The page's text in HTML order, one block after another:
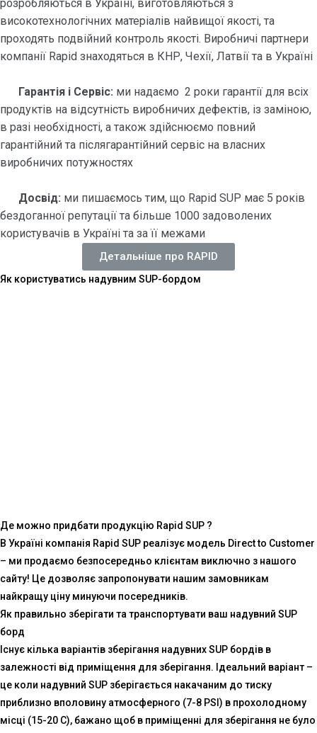
розробляються в Україні, виготовляються з
високотехнологічних матеріалів найвищої якості, та
проходять подвійний контроль якості. Виробничі партнери
компанії Rapid знаходяться в КНР, Чехії, Латвії та в Україні
Гарантія і Сервіс: ми надаємо 2 роки гарантії для всіх
продуктів на відсутність виробничих дефектів, із заміною,
в разі необхідності, а також здійснюємо повний
гарантійний та післягарантійний сервіс на власних
виробничих потужностях
Досвід: ми пишаємось тим, що Rapid SUP має 5 років
бездоганної репутації та більше 1000 задоволених
користувачів в Україні та за її межами
Детальніше про RAPID
Як користуватись надувним SUP-бордом
Де можно придбати продукцію Rapid SUP ?
В Україні компанія Rapid SUP реалізує модель Direct to Customer
– ми продаємо безпосередньо клієнтам виключно з нашого
сайту! Це дозволяє запропонувати нашим замовникам
найкращу ціну минуючи посередників.
Як правильно зберігати та транспортувати ваш надувний SUP
борд
Існує кілька варіантів зберігання надувних SUP бордів в
залежності від приміщення для зберігання. Ідеальний варіант –
це коли надувний SUP зберігається накачаним до тиску
приблизно вполовину атмосферного (7-8 PSI) в прохолодному
місці (15-20 С), бажано щоб в приміщенні для зберігання не було